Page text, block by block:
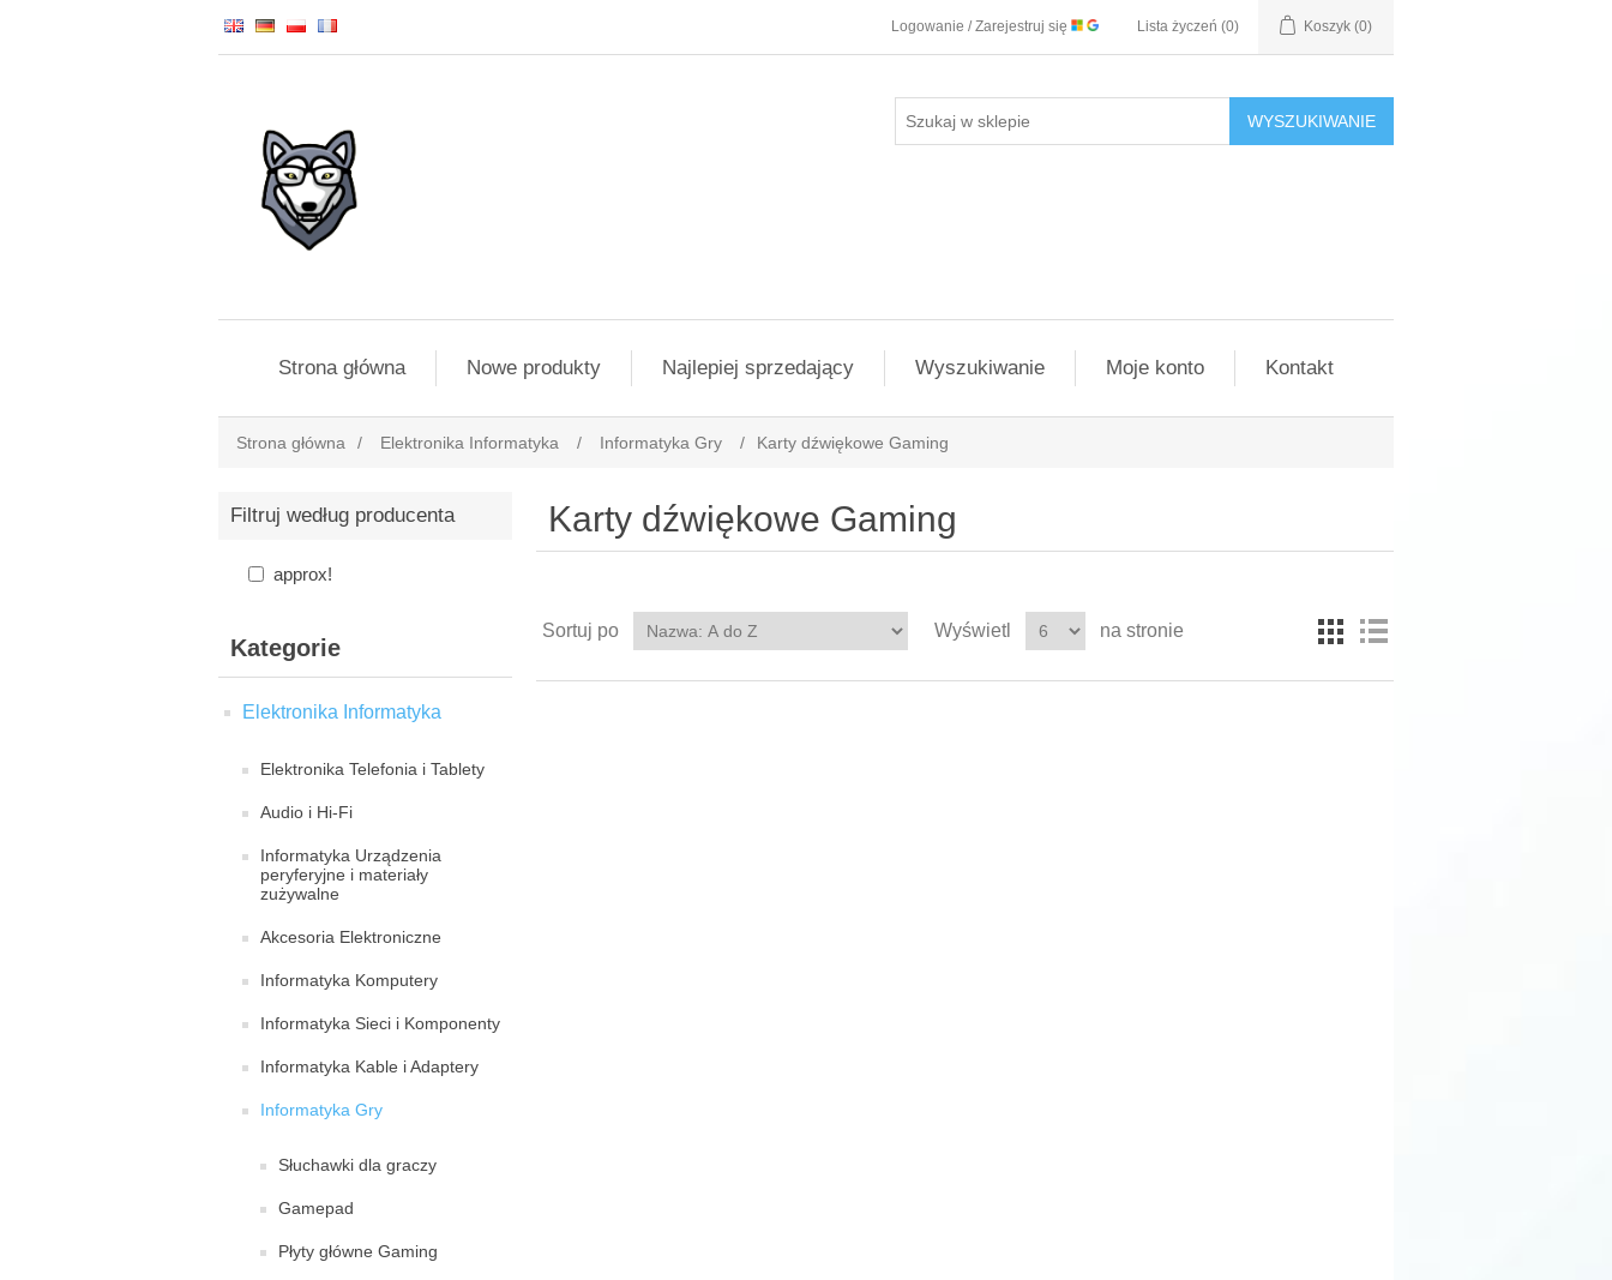
Logowanie / Zarejestruj się Lista życzeń (0) Koszyk (0)
WYSZUKIWANIE
Strona główna Nowe produkty Najlepiej sprzedający Wyszukiwanie Moje konto Kontakt
Strona główna / Elektronika Informatyka / Informatyka Gry / Karty dźwiękowe Gaming
Filtruj według producenta
approx!
Kategorie
Elektronika Informatyka
Elektronika Telefonia i Tablety
Audio i Hi-Fi
Informatyka Urządzenia
peryferyjne i materiały
zużywalne
Akcesoria Elektroniczne
Informatyka Komputery
Informatyka Sieci i Komponenty
Informatyka Kable i Adaptery
Informatyka Gry
Słuchawki dla graczy
Gamepad
Płyty główne Gaming
Karty dźwiękowe Gaming
Sortuj po Wyświetl na stronie